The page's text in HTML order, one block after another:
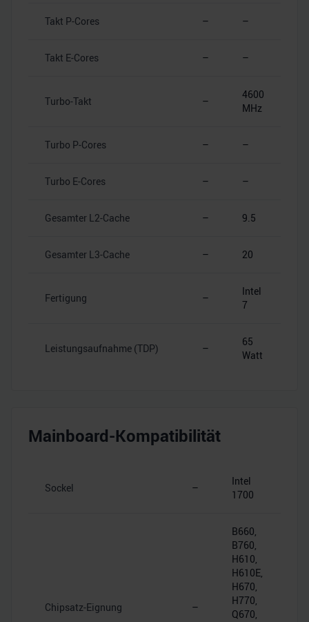
Takt P-Cores – –
Takt E-Cores – –
Turbo-Takt –
4600
MHz
Turbo P-Cores – –
Turbo E-Cores – –
Gesamter L2-Cache – 9.5
Gesamter L3-Cache – 20
Fertigung –
Intel
7
Leistungsaufnahme (TDP) –
65
Watt
Mainboard-Kompatibilität
Sockel –
Intel
1700
Chipsatz-Eignung –
B660,
B760,
H610,
H610E,
H670,
H770,
Q670,